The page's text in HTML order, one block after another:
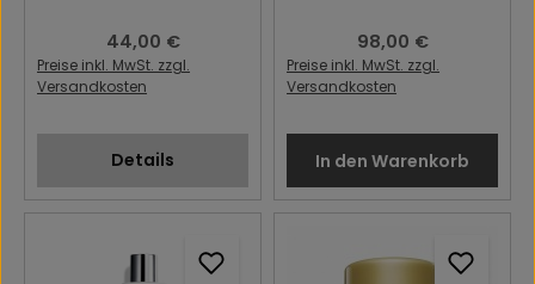
Regulärer Preis:
44,00 €
Preise inkl. MwSt. zzgl.
Versandkosten
Details
Regulärer Preis:
98,00 €
Preise inkl. MwSt. zzgl.
Versandkosten
In den Warenkorb